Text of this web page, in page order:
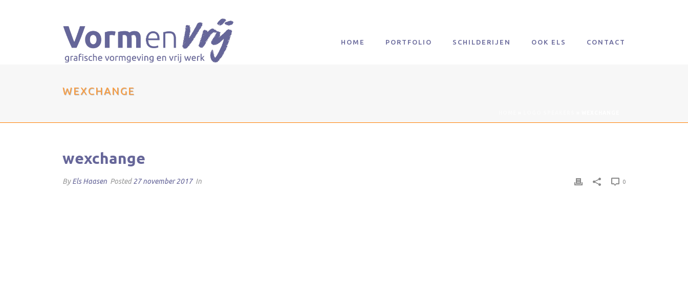
HOME PORTFOLIO SCHILDERIJEN OOK ELS CONTACT
WEXCHANGE
wexchange
ByEls Haasen Posted27 november 2017 In 0